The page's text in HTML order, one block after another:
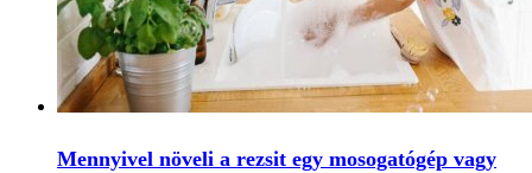
Mennyivel növeli a rezsit egy mosogatógép vagy